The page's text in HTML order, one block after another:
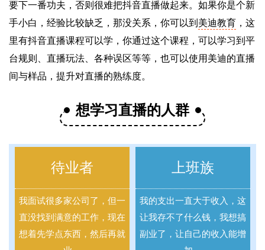
要下一番功夫，否则很难把抖音直播做起来。如果你是个新
手小白，经验比较缺乏，那没关系，你可以到 美迪教育 ，这
里有抖音直播课程可以学，你通过这个课程，可以学习到平
台规则、直播玩法、各种误区等等，也可以使用美迪的直播
间与样品，提升对直播的熟练度。
想学习直播的人群
待业者
我面试很多家公司了，但一
直没找到满意的工作，现在
想着先学点东西，然后再就
上班族
我的支出一直大于收入，这
让我存不了什么钱，我想搞
副业了，让自己的收入能增